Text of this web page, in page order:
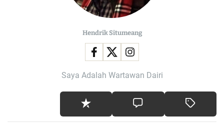
Hendrik Situmeang
Saya Adalah Wartawan Dairi